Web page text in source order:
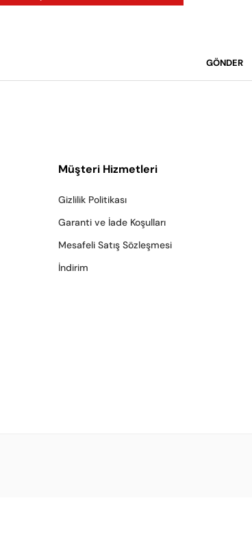
GÖNDER
Müşteri Hizmetleri
Gizlilik Politikası
Garanti ve İade Koşulları
Mesafeli Satış Sözleşmesi
İndirim